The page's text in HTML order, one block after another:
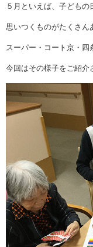
５月といえば、子ども
思いつくものがたくさん
スーパー・コート京・四
今回はその様子をご紹介